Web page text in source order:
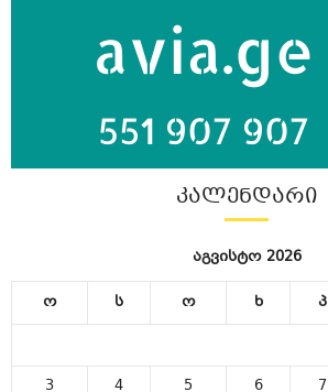
ᲙᲐᲚᲔᲜᲓᲐᲠᲘ
აგვისტო 2026
ო ს ო ხ პ
3
4 5 6 7